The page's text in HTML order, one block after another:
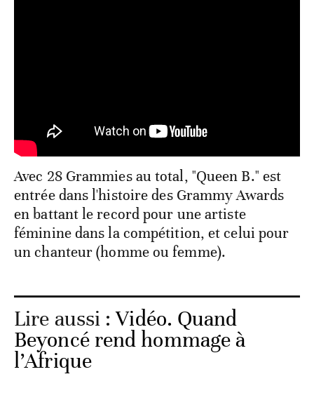
Avec 28 Grammies au total, "Queen B." est
entrée dans l'histoire des Grammy Awards
en battant le record pour une artiste
féminine dans la compétition, et celui pour
un chanteur (homme ou femme).
Lire aussi :Vidéo. Quand
Beyoncé rend hommage à
l’Afrique